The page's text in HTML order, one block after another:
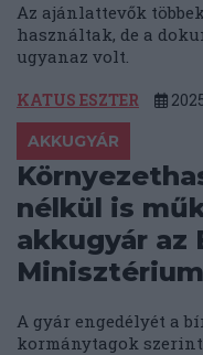
Az ajánlattevők
használtak, de a
ugyanaz volt.
KATUS ESZTER
AKKUGYÁR
nélkül is
akkugyár az
A gyár engedélyét a
kormánytagok